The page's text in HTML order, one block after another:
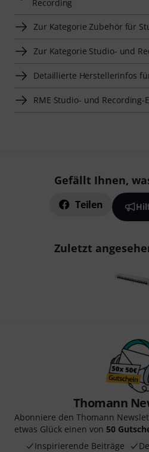
Recording
Zur Kategorie Zubehör für
Zur Kategorie Studio- und
Detaillierte Herstellerinfos
RME Studio- und
Gefällt Ihnen,
Teilen
Zuletzt
Thomann
Abonniere den Thomann
etwas Glück einen von 50
Inspirierende Beiträge